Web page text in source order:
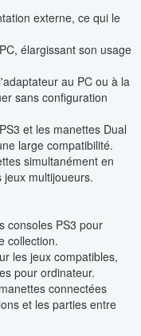
externe, ce qui le
élargissant son usage
au PC ou à la
sans configuration
et les manettes Dual
large compatibilité.
simultanément en
multijoueurs.
consoles PS3 pour
collection.
les jeux compatibles,
pour ordinateur.
connectées
et les parties entre